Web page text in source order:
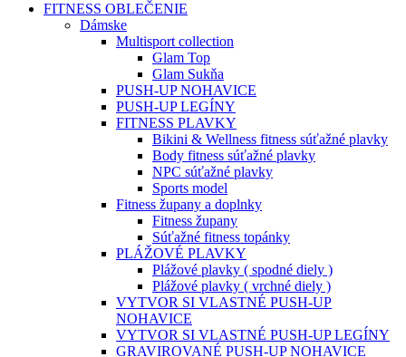
FITNESS OBLEČENIE
Dámske
Multisport collection
Glam Top
Glam Sukňa
PUSH-UP NOHAVICE
PUSH-UP LEGÍNY
FITNESS PLAVKY
Bikini & Wellness fitness súťažné plavky
Body fitness súťažné plavky
NPC súťažné plavky
Sports model
Fitness župany a doplnky
Fitness župany
Súťažné fitness topánky
PLÁŽOVÉ PLAVKY
Plážové plavky ( spodné diely )
Plážové plavky ( vrchné diely )
VYTVOR SI VLASTNÉ PUSH-UP
NOHAVICE
VYTVOR SI VLASTNÉ PUSH-UP LEGÍNY
GRAVIROVANÉ PUSH-UP NOHAVICE